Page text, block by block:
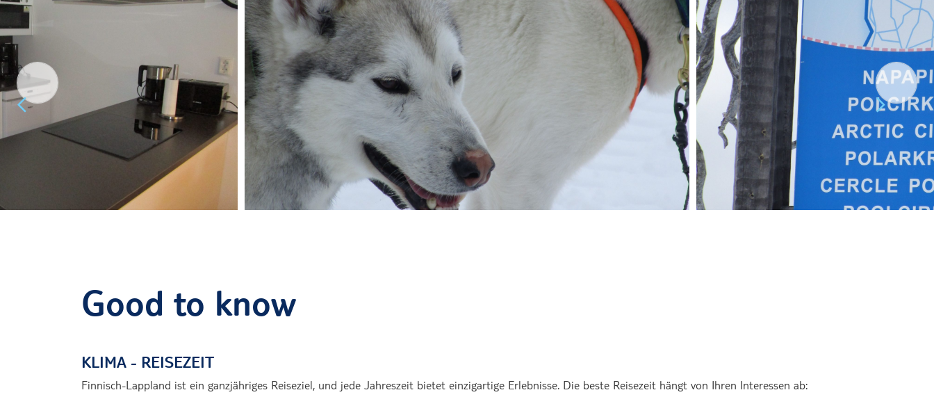
Good to know
KLIMA - REISEZEIT
Finnisch-Lappland ist ein ganzjähriges Reiseziel, und jede Jahreszeit bietet einzigartige Erlebnisse. Die beste Reisezeit hängt von Ihren Interessen ab: